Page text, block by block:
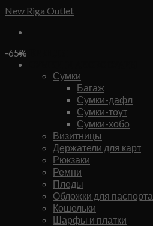
Skip
content
New Riga Outlet
Сумки
Багаж
Сумки-дафл
Сумки-тоут
Сумки-хобо
Визитницы
Держатели для карт
Рюкзаки
Ремни
Пледы
Обложки для паспорта
Кошельки
Шарфы и платки
-65%